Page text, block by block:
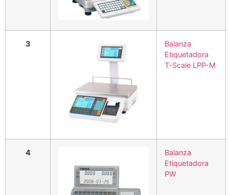
3
Balanza
Etiquetadora
T-Scale LPP-M
4
Balanza
Etiquetadora
PW